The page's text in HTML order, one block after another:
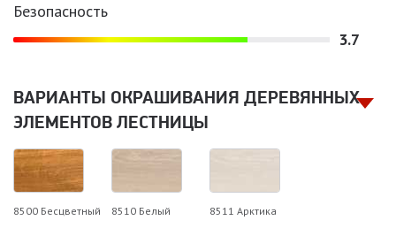
Безопасность
3.7
ВАРИАНТЫ ОКРАШИВАНИЯ ДЕРЕВЯННЫХ
ЭЛЕМЕНТОВ ЛЕСТНИЦЫ
8500 Бесцветный 8510 Белый 8511 Арктика